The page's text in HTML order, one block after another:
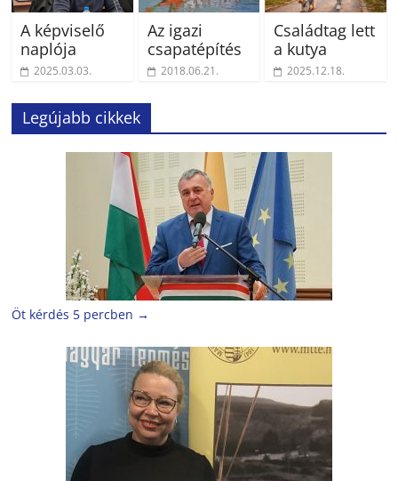
A képviselő
naplója
2025.03.03.
Az igazi
csapatépítés
2018.06.21.
Családtag lett
a kutya
2025.12.18.
Legújabb cikkek
Öt kérdés 5 percben →